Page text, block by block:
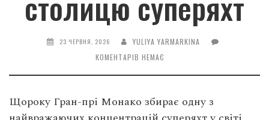
23 ЧЕРВНЯ, 2026
YULIYA YARMARKINA
КОМЕНТАРІВ НЕМАЄ
Щороку Гран-прі Монако збирає одну з